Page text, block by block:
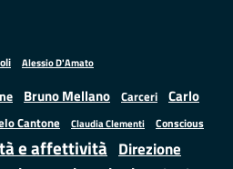
Alessio D'Amato
Bruno Mellano Carceri
Carlo
Cantone Claudia Clementi Conscious
e affettività Direzione